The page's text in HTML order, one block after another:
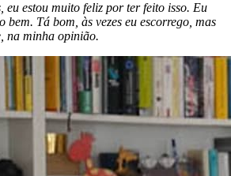
eu estou muito feliz por ter feito isso. Eu
bem. Tá bom, às vezes eu escorrego, mas
na minha opinião.